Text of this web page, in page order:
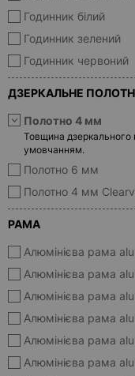
Годинник білий
Годинник зелений
Годинник червоний
ДЗЕРКАЛЬНЕ
Полотно 4 мм
Товщина
умовчанням.
Полотно 6 мм
Полотно 4 мм
РАМА
Алюмінієва рама
Алюмінієва рама
Алюмінієва рама
Алюмінієва рама
Алюмінієва рама
Алюмінієва рама